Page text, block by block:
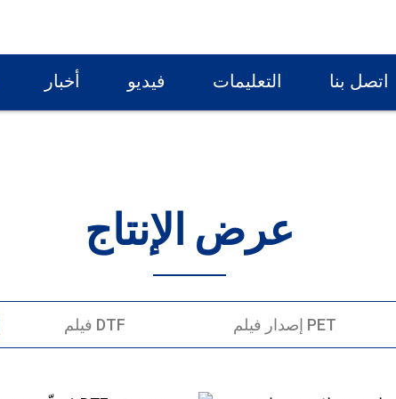
أخبار فيديو التعليمات اتصل بنا
عرض الإنتاج
فيلم DTF إصدار فيلم PET